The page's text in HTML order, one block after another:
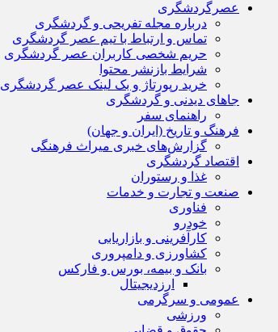
عصرگردشگری
درباره مجله تفریحی و گردشگری
تماس و ارتباط با تیم عصر گردشگری
حریم شخصی کاربران عصر گردشگری
شرایط بازنشر محتوا
خرید رپورتاژ و بک لینک عصر گردشگری
جاهای دیدنی و گردشگری
راهنمای سفر
فرهنگ و تاریخ (ایران و جهان)
گزارش‌های خبری میراث فرهنگی
اقتصاد گردشگری
غذا و رستوران
صنعت و تجارت و خدمات
فناوری
خودرو
کارآفرینی و بازاریابی
کشاورزی و دامپروری
بانک و بیمه، بورس و فارکس
ارزدیجیتال
عمومی و سرگرمی
ورزشی